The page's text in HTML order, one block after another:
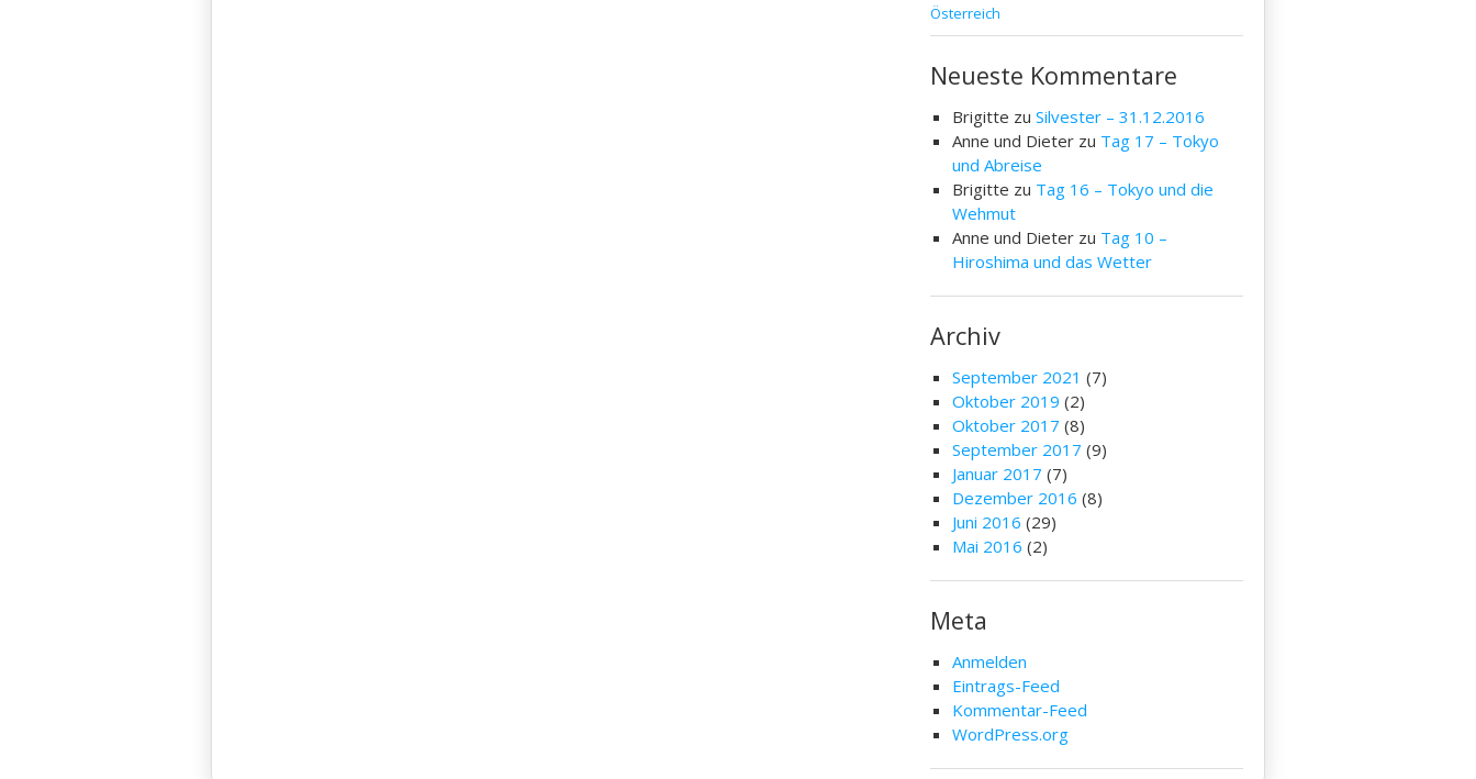
Österreich
Neueste Kommentare
Brigitte zu Silvester – 31.12.2016
Anne und Dieterzu Tag 17 – Tokyo
und Abreise
Brigitte zu Tag 16 – Tokyo und die
Wehmut
Anne und Dieterzu Tag 10 –
Hiroshima und das Wetter
Archiv
September 2021 (7)
Oktober 2019 (2)
Oktober 2017 (8)
September 2017 (9)
Januar 2017 (7)
Dezember 2016 (8)
Juni 2016 (29)
Mai 2016 (2)
Meta
Anmelden
Eintrags-Feed
Kommentar-Feed
WordPress.org